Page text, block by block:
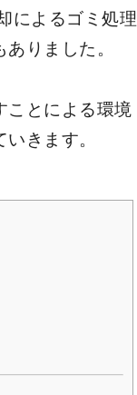
によるゴミ処理
りました。
ことによる環境
きます。